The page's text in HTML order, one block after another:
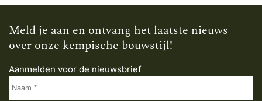
Meld je aan en ontvang het laatste nieuws
over onze kempische bouwstijl!
Aanmelden voor de nieuwsbrief